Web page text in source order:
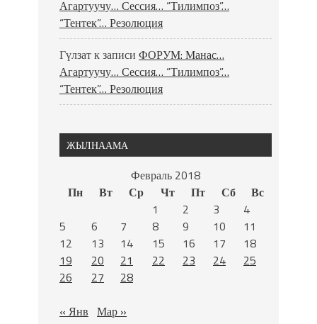
Агартуучу… Сессия… “Тилимпоз”…
“Тентек”… Резолюция
Гүлзатк записи ФОРУМ: Манас…
Агартуучу… Сессия… “Тилимпоз”…
“Тентек”… Резолюция
ЖЫЛНААМА
Февраль 2018
Пн
Вт Ср Чт Пт Сб
Вс
1
2 3
4
5
6 7 8 9 10
11
12
13 14 15 16 17
18
19
20 21 22 23 24
25
26
27
28
« Янв Мар »